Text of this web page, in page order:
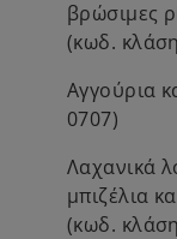
βρώσιμες
(κωδ.
Αγγούρια
0707)
Λαχανικά
μπιζέλια
(κωδ.